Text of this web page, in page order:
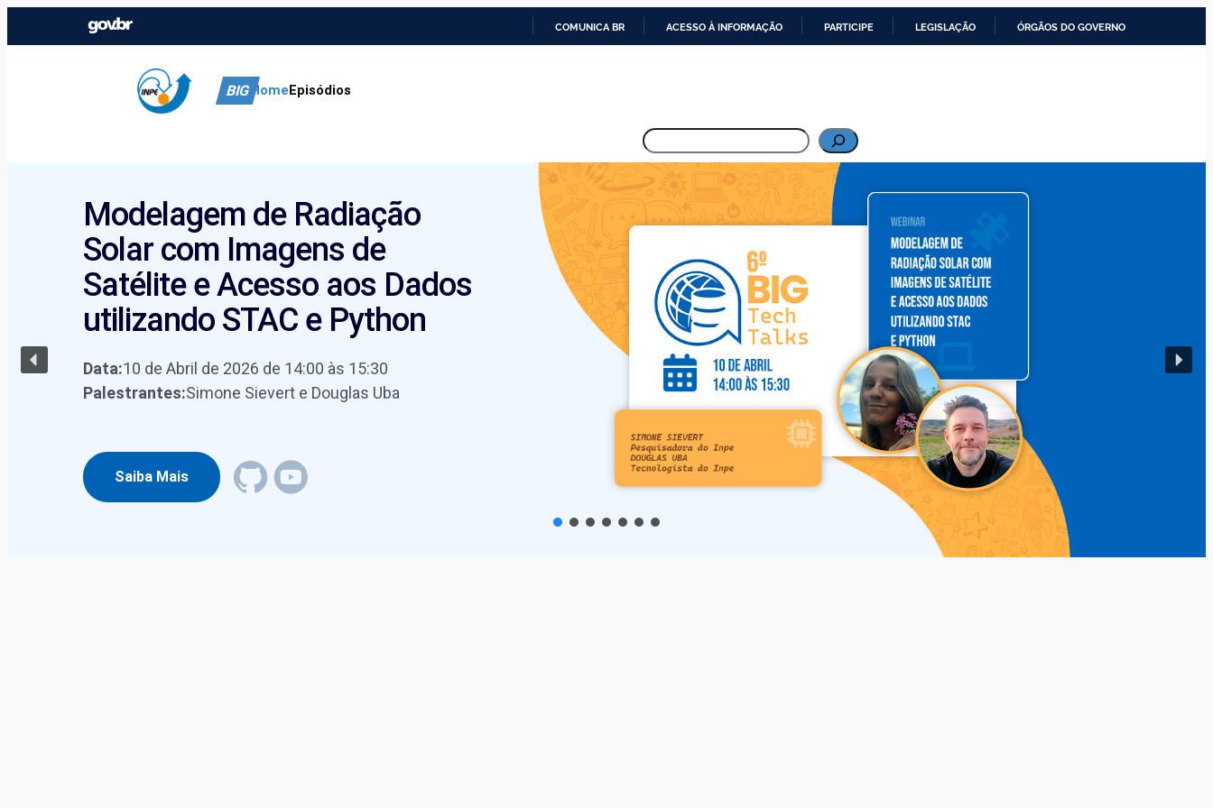
CONTEÚDO
COMUNICA BR ACESSO À INFORMAÇÃO PARTICIPE LEGISLAÇÃO ÓRGÃOS DO GOVERNO
BIG Home Episódios
Pesquisar
Modelagem de Radiação
Solar com Imagens de
Satélite e Acesso aos Dados
utilizando STAC e Python
Data:10 de Abril de 2026 de 14:00 às 15:30
Palestrantes:Simone Sievert e Douglas Uba
Saiba Mais